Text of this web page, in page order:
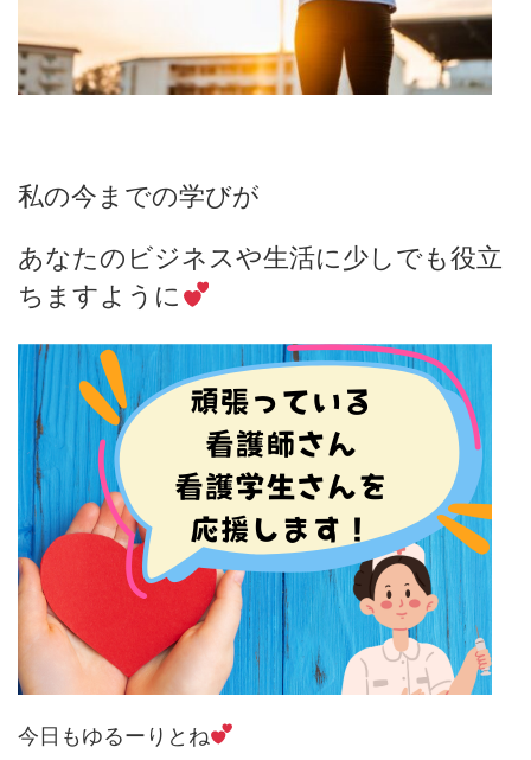
私の今までの学びが
あなたのビジネスや生活に少しでも役立
ちますように
今日もゆるーりとね